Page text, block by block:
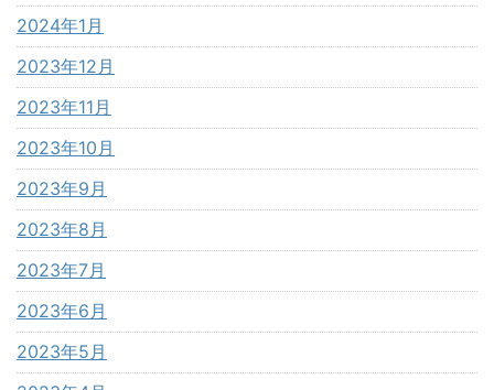
2024年1月
2023年12月
2023年11月
2023年10月
2023年9月
2023年8月
2023年7月
2023年6月
2023年5月